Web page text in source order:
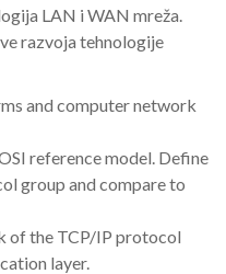
LAN i WAN mreža.
razvoja tehnologije
and computer network
reference model. Define
group and compare to
of the TCP/IP protocol
layer.